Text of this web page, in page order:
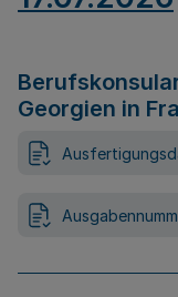
Georgien in